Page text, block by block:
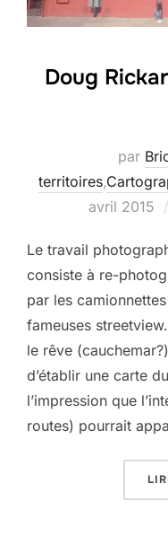
Doug
par
territoires,
avril 2015
Le travail
consiste à re-
par les
fameuses
le rêve
d’établir une carte
l’impression que
routes) pourrait